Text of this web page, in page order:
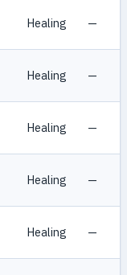
Healing —
Healing —
Healing —
Healing —
Healing —